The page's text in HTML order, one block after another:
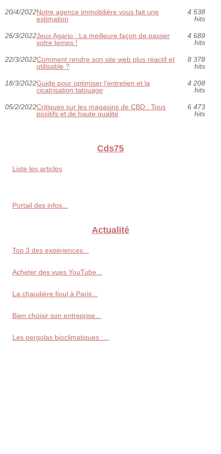
20/4/2022Notre agence immobilière vous fait une
estimation
4 538
hits
26/3/2022Jeux Agario : La meilleure façon de passer
votre temps !
4 689
hits
22/3/2022Comment rendre son site web plus réactif et
utilisable ?
8 378
hits
18/3/2022Guide pour optimiser l’entretien et la
cicatrisation tatouage
4 208
hits
05/2/2022Critiques sur les magasins de CBD : Tous
positifs et de haute qualité
6 473
hits
Cds75
Liste les articles
Portail des infos...
Actualité
Top 3 des expériences...
Acheter des vues YouTube...
La chaudière fioul à Paris...
Bien choisir son entreprise...
Les pergolas bioclimatiques :...